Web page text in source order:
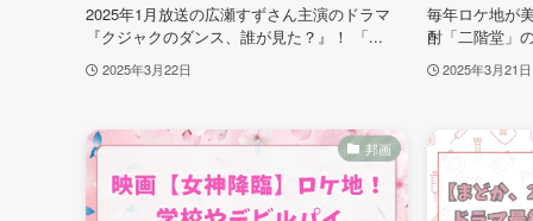
2025年1月放送の広瀬すずさん主演のドラマ
『クジャクのダンス、誰が見た？』！ 「...
2025年3月22日
毎年ロケ地が
酎「二階堂」
2025年3月21日
邦画